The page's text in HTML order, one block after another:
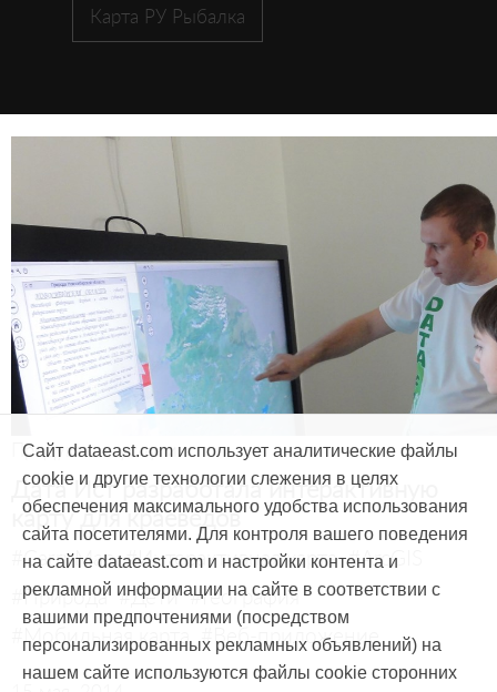
Карта РУ Рыбалка
Продукты и услуги
Дата Ист разработала интерактивную
карту для краеведов
#CarryMap #Интерактивная карта #ArcGIS
#Природа #Дети #География
#Мобильная карта #Веб-приложение
Сайт dataeast.com использует аналитические файлы
cookie и другие технологии слежения в целях
обеспечения максимального удобства использования
сайта посетителями. Для контроля вашего поведения
на сайте dataeast.com и настройки контента и
рекламной информации на сайте в соответствии с
вашими предпочтениями (посредством
персонализированных рекламных объявлений) на
нашем сайте используются файлы cookie сторонних